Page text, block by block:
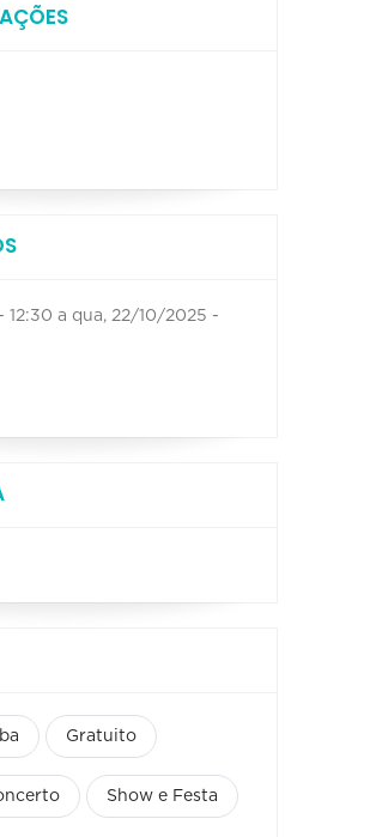
12:30 a qua, 22/10/2025 -
Gratuito
Show e Festa